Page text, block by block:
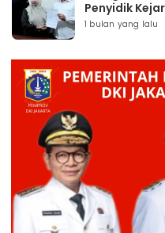
Penyidik
1 bulan yang lalu